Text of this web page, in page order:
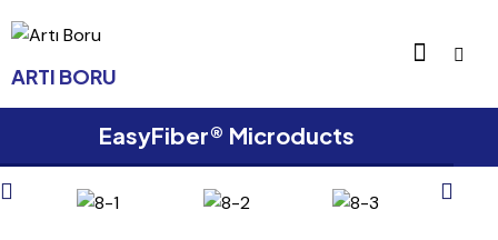
ARTI BORU
EasyFiber® Microducts